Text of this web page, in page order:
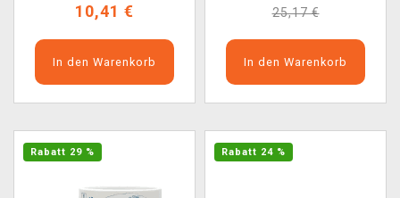
10,41 €
In den Warenkorb
25,17 €
In den Warenkorb
Rabatt 29 % Rabatt 24 %